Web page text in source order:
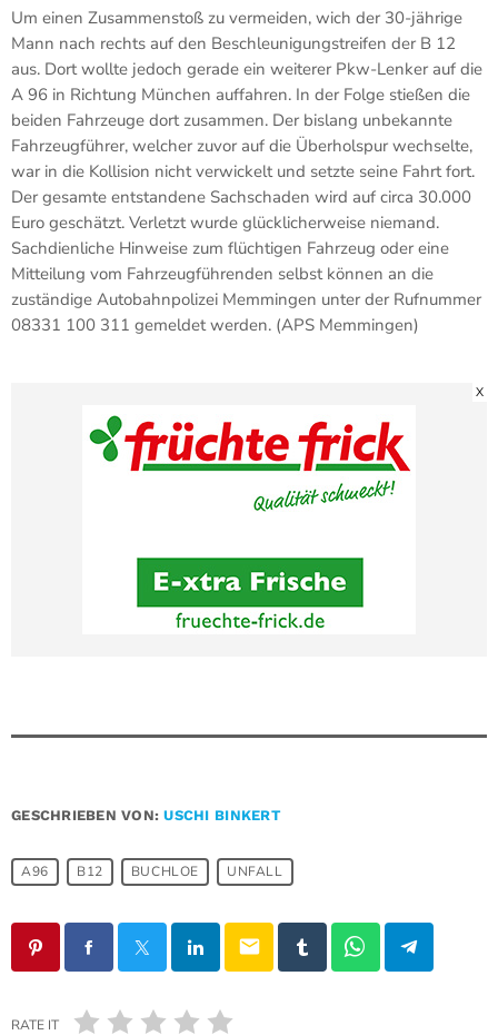
Um einen Zusammenstoß zu vermeiden, wich der 30-jährige
Mann nach rechts auf den Beschleunigungstreifen der B 12
aus. Dort wollte jedoch gerade ein weiterer Pkw-Lenker auf die
A 96 in Richtung München auffahren. In der Folge stießen die
beiden Fahrzeuge dort zusammen. Der bislang unbekannte
Fahrzeugführer, welcher zuvor auf die Überholspur wechselte,
war in die Kollision nicht verwickelt und setzte seine Fahrt fort.
Der gesamte entstandene Sachschaden wird auf circa 30.000
Euro geschätzt. Verletzt wurde glücklicherweise niemand.
Sachdienliche Hinweise zum flüchtigen Fahrzeug oder eine
Mitteilung vom Fahrzeugführenden selbst können an die
zuständige Autobahnpolizei Memmingen unter der Rufnummer
08331 100 311 gemeldet werden. (APS Memmingen)
X
GESCHRIEBEN VON:USCHI BINKERT
A96 B12 BUCHLOE UNFALL
email
RATE IT